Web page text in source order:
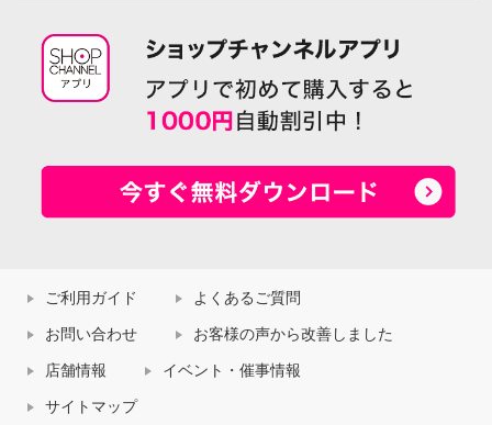
ご利用ガイド よくあるご質問
お問い合わせ お客様の声から改善しました
店舗情報 イベント・催事情報
サイトマップ